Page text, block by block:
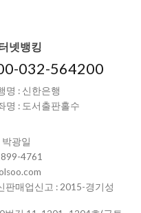
넷뱅킹
032-564200
명 : 신한은행
명 : 도서출판홀수
광일
4761
매업신고 : 2015-경기성